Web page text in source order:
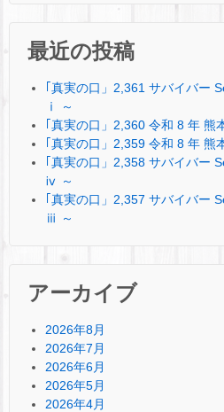
最近の投稿
｢真実の口」2,361 サバイバー
ⅰ ～
｢真実の口」2,360 令和 8 年 熊
｢真実の口」2,359 令和 8 年 熊
｢真実の口」2,358 サバイバー
ⅳ ～
｢真実の口」2,357 サバイバー
ⅲ ～
アーカイブ
2026年8月
2026年7月
2026年6月
2026年5月
2026年4月